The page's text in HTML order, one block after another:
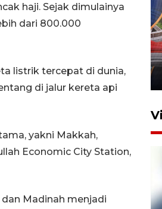
haji. Sejak dimulainya
dari 800.000
listrik tercepat di dunia,
di jalur kereta api
yakni Makkah,
Economic City Station,
Madinah menjadi
DPR tinjau
18:49